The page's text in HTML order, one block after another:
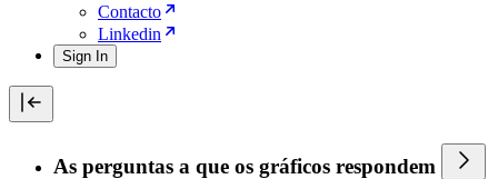
Contacto
Linkedin
Sign In
As perguntas a que os gráficos respondem